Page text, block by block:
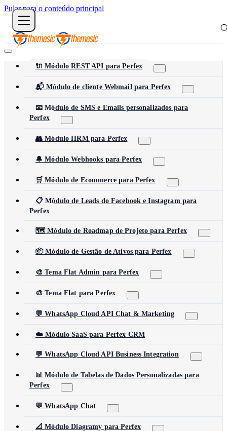
Pular para o conteúdo principal
🔌 Módulo REST API para Perfex
📬 Módulo de cliente Webmail para Perfex
📧 Módulo de SMS e Emails personalizados para
Perfex
👥 Módulo HRM para Perfex
🔔 Módulo Webhooks para Perfex
🛒 Módulo de Ecommerce para Perfex
📋 Módulo de Leads do Facebook e Instagram para
Perfex
🗺️ Módulo de Roadmap de Projeto para Perfex
📦 Módulo de Gestão de Ativos para Perfex
🎨 Tema Flat Admin para Perfex
🎨 Tema Flat para Perfex
💬 WhatsApp Cloud API Chat & Marketing
☁️ Módulo SaaS para Perfex CRM
💬 WhatsApp Cloud API Business Integration
📊 Módulo de Tabelas de Dados Personalizadas para
Perfex
💬 WhatsApp Chat
📐 Módulo Diagramy para Perfex